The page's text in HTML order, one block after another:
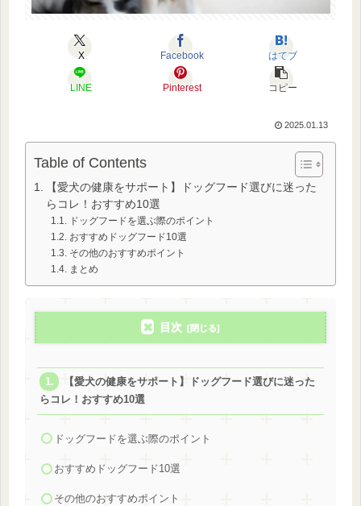
X Facebook はてブ
LINE Pinterest コピー
2025.01.13
Table of Contents
【愛犬の健康をサポート】ドッグフード選びに迷った
らコレ！おすすめ10選
ドッグフードを選ぶ際のポイント
おすすめドッグフード10選
その他のおすすめポイント
まとめ
目次
【愛犬の健康をサポート】ドッグフード選びに迷った
らコレ！おすすめ10選
ドッグフードを選ぶ際のポイント
おすすめドッグフード10選
その他のおすすめポイント